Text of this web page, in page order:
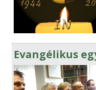
Evangélikus